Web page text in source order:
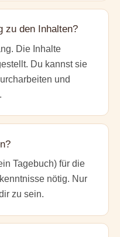
zu den Inhalten?
Die Inhalte
Du kannst sie
und
Tagebuch) für die
nötig. Nur
zu sein.